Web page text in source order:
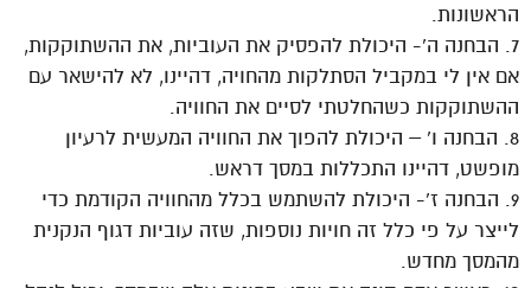
הראשונות.
7. הבחנה ה’- היכולת להפסיק את העוביות, את ההשתוקקות,
אם אין לי במקביל הסתלקות מהחויה, דהיינו, לא להישאר עם
ההשתוקקות כשהחלטתי לסיים את החוויה.
8. הבחנה ו’ – היכולת להפוך את החוויה המעשית לרעיון
מופשט, דהיינו התכללות במסך דראש.
9. הבחנה ז’- היכולת להשתמש בכלל מהחוויה הקודמת כדי
לייצר על פי כלל זה חויות נוספות, שזה עוביות דגוף הנקנית
מהמסך מחדש.